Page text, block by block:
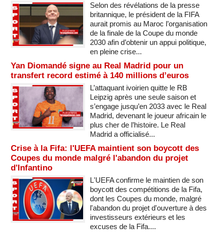
Selon des révélations de la presse
britannique, le président de la FIFA
aurait promis au Maroc l’organisation
de la finale de la Coupe du monde
2030 afin d’obtenir un appui politique,
en pleine crise...
Yan Diomandé signe au Real Madrid pour un
transfert record estimé à 140 millions d’euros
L’attaquant ivoirien quitte le RB
Leipzig après une seule saison et
s’engage jusqu’en 2033 avec le Real
Madrid, devenant le joueur africain le
plus cher de l’histoire. Le Real
Madrid a officialisé...
Crise à la Fifa: l'UEFA maintient son boycott des
Coupes du monde malgré l'abandon du projet
d'Infantino
L'UEFA confirme le maintien de son
boycott des compétitions de la Fifa,
dont les Coupes du monde, malgré
l'abandon du projet d'ouverture à des
investisseurs extérieurs et les
excuses de la Fifa....